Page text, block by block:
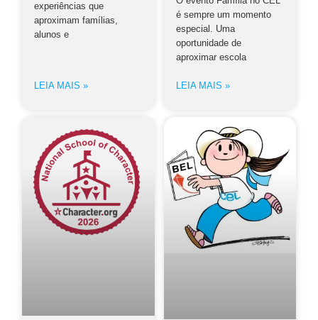
experiências que
aproximam famílias,
alunos e
LEIA MAIS »
é sempre um momento
especial. Uma
oportunidade de
aproximar escola
LEIA MAIS »